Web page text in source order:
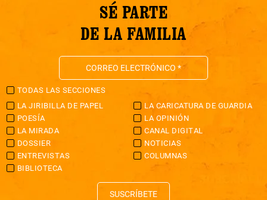
SÉ PARTE
DE LA FAMILIA
TODAS LAS SECCIONES
LA JIRIBILLA DE PAPEL
LA CARICATURA DE GUARDIA
POESÍA
LA OPINIÓN
LA MIRADA
CANAL DIGITAL
DOSSIER
NOTICIAS
ENTREVISTAS
COLUMNAS
BIBLIOTECA
SUSCRÍBETE